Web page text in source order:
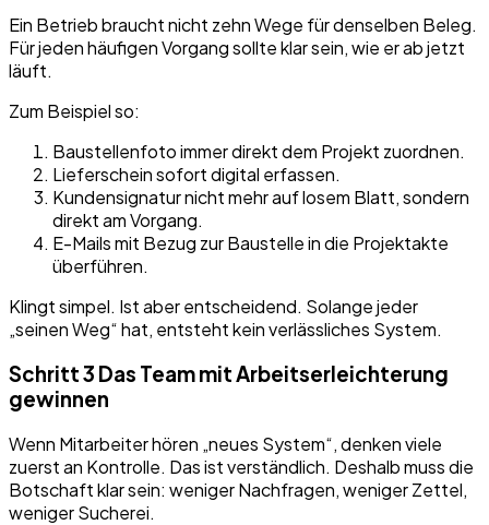
Ein Betrieb braucht nicht zehn Wege für denselben Beleg.
Für jeden häufigen Vorgang sollte klar sein, wie er ab jetzt
läuft.
Zum Beispiel so:
Baustellenfoto immer direkt dem Projekt zuordnen.
Lieferschein sofort digital erfassen.
Kundensignatur nicht mehr auf losem Blatt, sondern
direkt am Vorgang.
E-Mails mit Bezug zur Baustelle in die Projektakte
überführen.
Klingt simpel. Ist aber entscheidend. Solange jeder
„seinen Weg“ hat, entsteht kein verlässliches System.
Schritt 3 Das Team mit Arbeitserleichterung
gewinnen
Wenn Mitarbeiter hören „neues System“, denken viele
zuerst an Kontrolle. Das ist verständlich. Deshalb muss die
Botschaft klar sein: weniger Nachfragen, weniger Zettel,
weniger Sucherei.